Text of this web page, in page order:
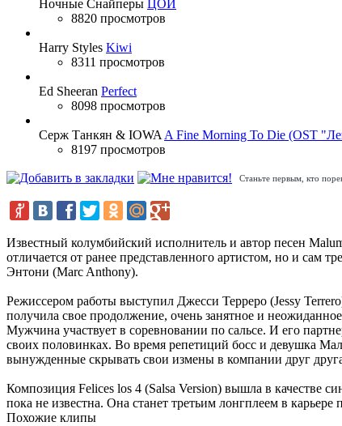
Ночные Снайперы ЦОЙ
8820 просмотров
Harry Styles Kiwi
8311 просмотров
Ed Sheeran Perfect
8098 просмотров
Серж Танкян & IOWA A Fine Morning To Die (OST
8197 просмотров
Станьте первым, кто
Известный колумбийский исполнитель и автор песен
отличается от ранее представленного артистом, но и сам
Энтони (Marc Anthony).
Режиссером работы выступил Джесси Терреро (Jessy
получила свое продолжение, очень занятное и
Мужчина участвует в соревновании по сальсе. И его
своих половинках. Во время репетиций босс и девушка
вынужденные скрывать свои измены в компании друг
Композиция Felices los 4 (Salsa Version) вышла в качестве
пока не известна. Она станет третьим лонгплеем в карьере
Похожие клипы